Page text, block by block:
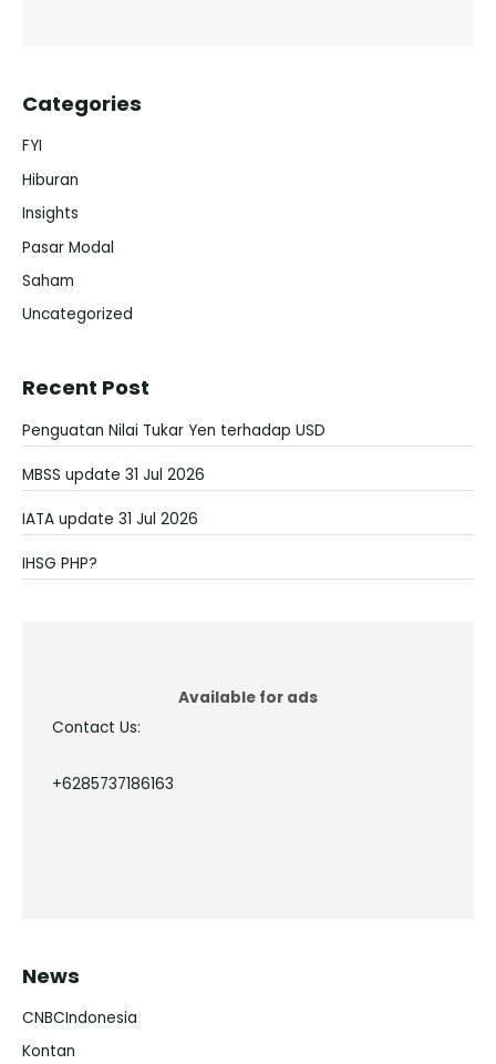
Categories
FYI
Hiburan
Insights
Pasar Modal
Saham
Uncategorized
Recent Post
Penguatan Nilai Tukar Yen terhadap USD
MBSS update 31 Jul 2026
IATA update 31 Jul 2026
IHSG PHP?
Available for ads
Contact Us:
+6285737186163
News
CNBCIndonesia
Kontan